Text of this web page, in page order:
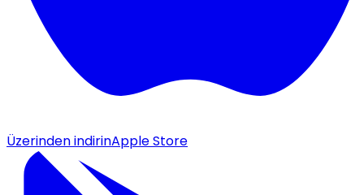
Üzerinden indirinApple Store